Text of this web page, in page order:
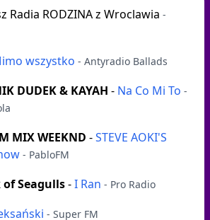
Radia RODZINA z Wroclawia -
wszystko - Antyradio Ballads
DUDEK & KAYAH - Na Co Mi To -
MIX WEEKND -STEVE AOKI'S
- PabloFM
of Seagulls-I Ran - Pro Radio
- Super FM